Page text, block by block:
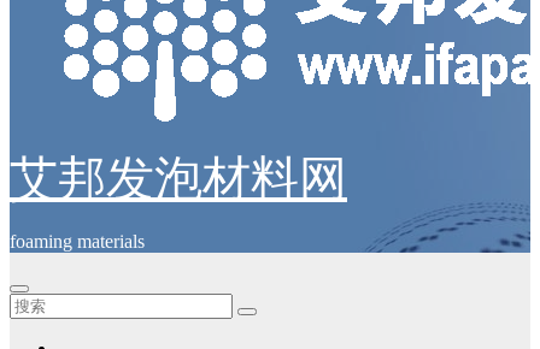
艾邦发泡材料网
foaming materials